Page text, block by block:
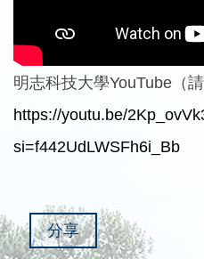
明志科技大學YouTube（
https://youtu.be/
si=f442UdLWSFh6i_Bb
分享